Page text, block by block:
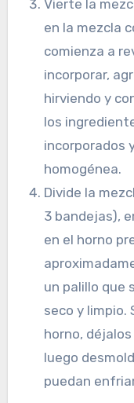
Vierte la
en la mezcla
comienza a
incorporar,
hirviendo y
los
incorporados
homogénea.
Divide la
3 bandejas),
en el horno
un palillo que
seco y limpio.
horno,
luego
puedan